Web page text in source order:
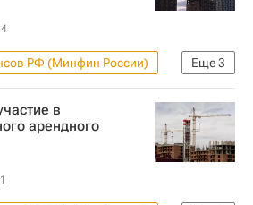
Еще3
РФ (Минфин России)
Банк РФ (ЦБ РФ)
в
арендного